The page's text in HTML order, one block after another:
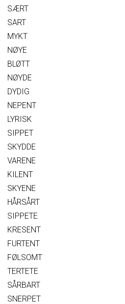
SÆRT
SART
MYKT
NØYE
BLØTT
NØYDE
DYDIG
NEPENT
LYRISK
SIPPET
SKYDDE
VARENE
KILENT
SKYENE
HÅRSÅRT
SIPPETE
KRESENT
FURTENT
FØLSOMT
TERTETE
SÅRBART
SNERPET